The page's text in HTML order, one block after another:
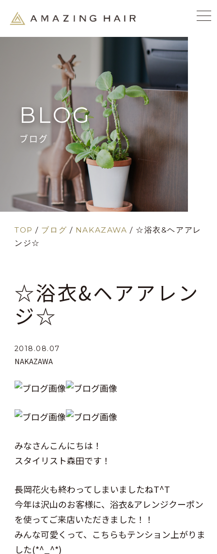
BLOG
ブログ
TOP / ブログ / NAKAZAWA / ☆浴衣&ヘアアレ
ンジ☆
☆浴衣&ヘアアレン
ジ☆
2018.08.07
NAKAZAWA
みなさんこんにちは！
スタイリスト森田です！
長岡花火も終わってしまいましたねT^T
今年は沢山のお客様に、浴衣&アレンジクーポン
を使ってご来店いただきました！！
みんな可愛くって、こちらもテンション上がりま
した(*^_^*)